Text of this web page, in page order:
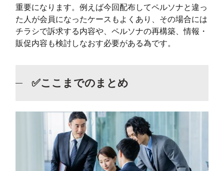
重要になります。例えば今回配布してペルソナと違っ
た人が会員になったケースもよくあり、その場合には
チラシで訴求する内容や、ペルソナの再構築、情報・
販促内容も検討しなおす必要がある為です。
✅ここまでのまとめ